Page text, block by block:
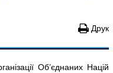
Друк
Об’єднаних Націй